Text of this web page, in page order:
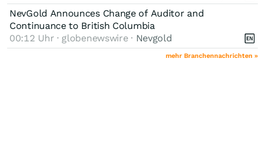
NevGold Announces Change of Auditor and
Continuance to British Columbia
00:12 Uhr · globenewswire · Nevgold
mehr Branchennachrichten »